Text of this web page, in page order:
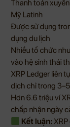
Thanh toán
Mỹ Latinh
Được sử dụng
dụng du lịch
Nhiều tổ chức
vào hệ sinh thái
XRP Ledger liên
dịch chỉ trong
Hơn 6.6 triệu ví
chấp nhận ngày
Kết luận: